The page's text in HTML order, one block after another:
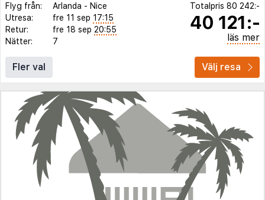
Flyg från:
Arlanda - Nice
Utresa:
fre 11 sep 17:15
Retur:
fre 18 sep 20:55
Nätter:
7
Totalpris 80 242:-
40 121:-
läs mer
Fler val Välj resa